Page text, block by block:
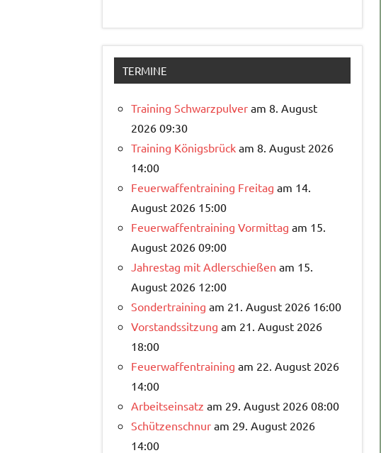
TERMINE
Training Schwarzpulver am 8. August
2026 09:30
Training Königsbrück am 8. August 2026
14:00
Feuerwaffentraining Freitag am 14.
August 2026 15:00
Feuerwaffentraining Vormittag am 15.
August 2026 09:00
Jahrestag mit Adlerschießen am 15.
August 2026 12:00
Sondertraining am 21. August 2026 16:00
Vorstandssitzung am 21. August 2026
18:00
Feuerwaffentraining am 22. August 2026
14:00
Arbeitseinsatz am 29. August 2026 08:00
Schützenschnur am 29. August 2026
14:00